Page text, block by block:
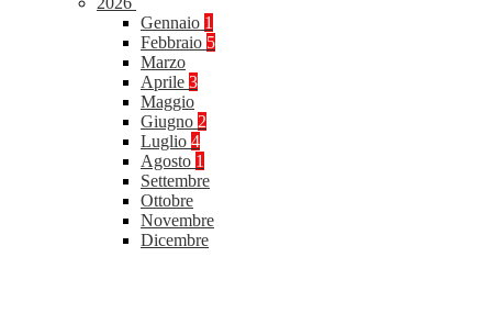
Gennaio 1
Febbraio 5
Marzo
Aprile 3
Maggio
Giugno 2
Luglio 4
Agosto 1
Settembre
Ottobre
Novembre
Dicembre